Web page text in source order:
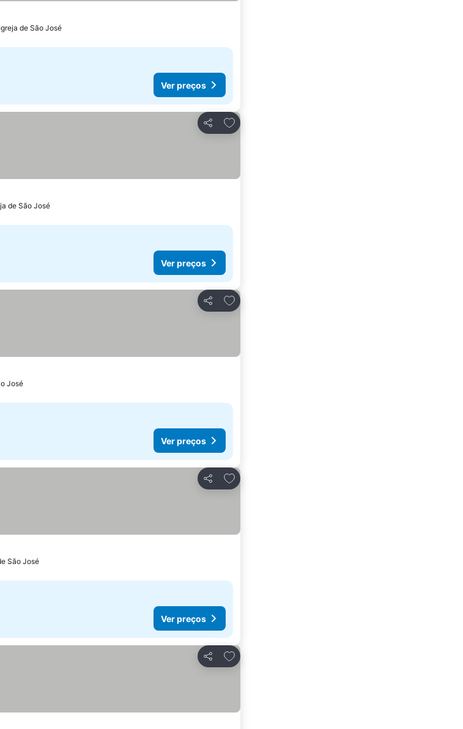
de São José
Ver preços
Partilhar
Adicionar aos favoritos
de São José
Ver preços
Partilhar
Adicionar aos favoritos
José
Ver preços
Partilhar
Adicionar aos favoritos
São José
Ver preços
Partilhar
Adicionar aos favoritos